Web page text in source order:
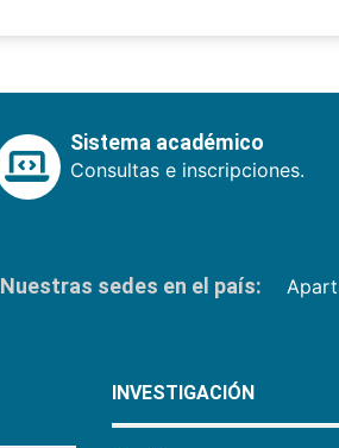
Sistema académico
Consultas e inscripciones.
Nuestras sedes en el país:
INVESTIGACIÓN